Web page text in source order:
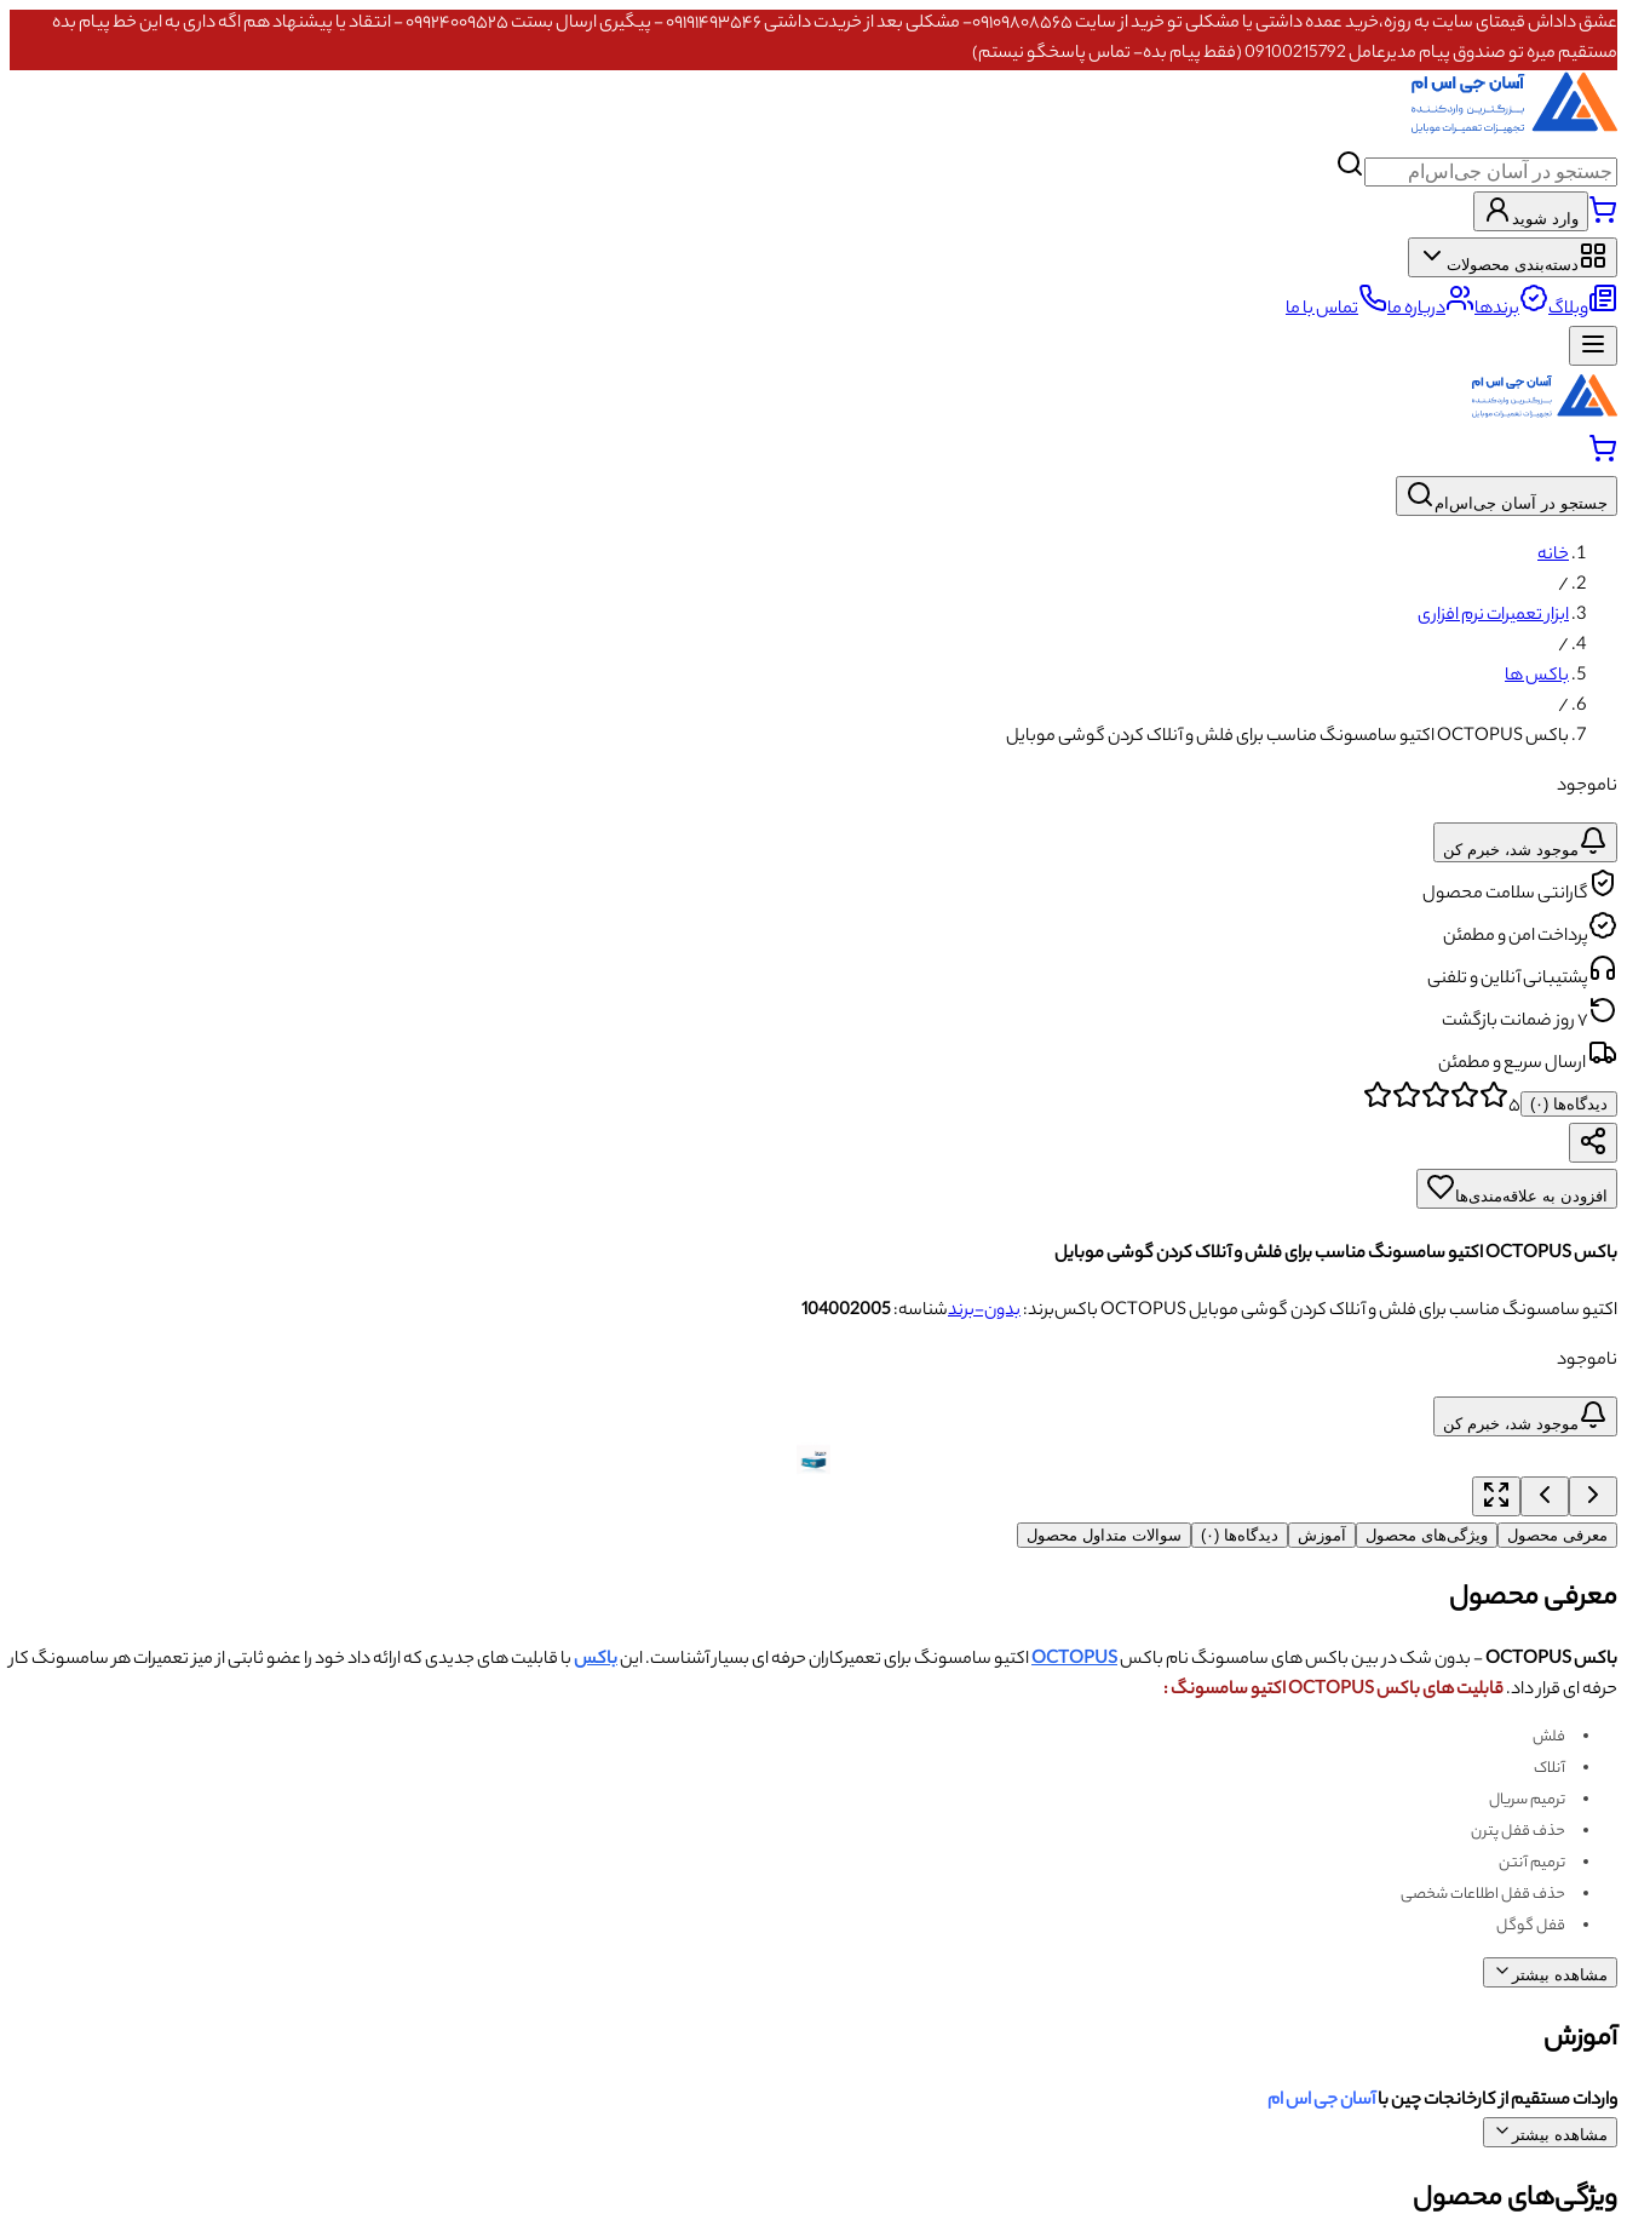
عشق داداش قیمتای سایت به روزه،خرید عمده داشتی یا مشکلی تو خرید از سایت ۰۹۱۰۹۸۰۸۵۶۵- مشکلی بعد از خریدت داشتی ۰۹۱۹۱۴۹۳۵۴۶ - پیگیری ارسال بستت ۰۹۹۲۴۰۰۹۵۲۵ - انتقاد یا پیشنهاد هم اگه داری به این خط پیام بده
مستقیم میره تو صندوق پیام مدیرعامل 09100215792 (فقط پیام بده- تماس پاسخگو نیستم)
وارد شوید
دسته‌بندی محصولات
وبلاگ برندها درباره ما تماس با ما
جستجو در آسان جی‌اس‌ام
خانه
/
ابزار تعمیرات نرم افزاری
/
باکس ها
/
باکس OCTOPUS اکتیو سامسونگ مناسب برای فلش و آنلاک کردن گوشی موبایل
ناموجود
موجود شد، خبرم کن
گارانتی سلامت محصول
پرداخت امن و مطمئن
پشتیبانی آنلاین و تلفنی
۷ روز ضمانت بازگشت
ارسال سریع و مطمئن
دیدگاه‌ها (۰) ۵
افزودن به علاقه‌مندی‌ها
باکس OCTOPUS اکتیو سامسونگ مناسب برای فلش و آنلاک کردن گوشی موبایل
باکس OCTOPUS اکتیو سامسونگ مناسب برای فلش و آنلاک کردن گوشی موبایل
برند:بدون-برندشناسه:104002005
ناموجود
موجود شد، خبرم کن
معرفی محصول ویژگی‌های محصول آموزش دیدگاه‌ها (۰) سوالات متداول محصول
معرفی محصول
باکس OCTOPUS - بدون شک در بین باکس های سامسونگ نام باکسOCTOPUSاکتیو سامسونگ برای تعمیرکاران حرفه ای بسیار آشناست. اینباکسبا قابلیت های جدیدی که ارائه داد خود را عضو ثابتی از میز تعمیرات هر سامسونگ کار
حرفه ای قرار داد.قابلیت های باکس OCTOPUS اکتیو سامسونگ :
فلش
آنلاک
ترمیم سریال
حذف قفل پترن
ترمیم آنتن
حذف قفل اطلاعات شخصی
قفل گوگل
مشاهده بیشتر
آموزش
واردات مستقیم از کارخانجات چین باآسان جی اس ام
مشاهده بیشتر
ویژگی‌های محصول